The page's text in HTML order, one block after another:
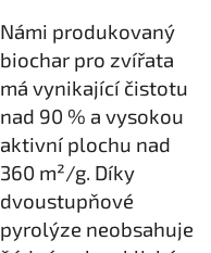
Námi produkovaný
biochar pro zvířata
má vynikající čistotu
nad 90 % a vysokou
aktivní plochu nad
360 m²/g. Díky
dvoustupňové
pyrolýze neobsahuje